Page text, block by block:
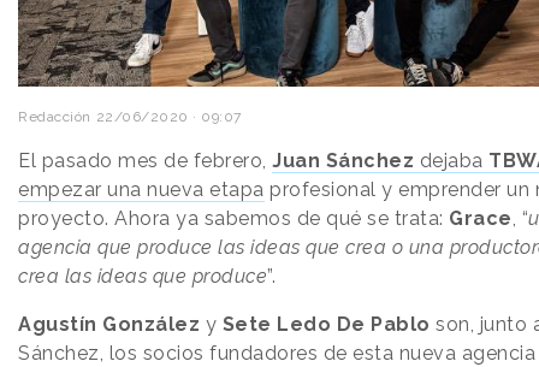
Redacción 22/06/2020 · 09:07
El pasado mes de febrero, Juan Sánchez dejaba
empezar una nueva etapa profesional y emprender un
proyecto. Ahora ya sabemos de qué se trata: Grace, “
agencia que produce las ideas que crea o una
crea las ideas que produce”.
Agustín González y Sete Ledo De Pablo son, junto
Sánchez, los socios fundadores de esta nueva agencia